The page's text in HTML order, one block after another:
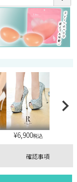
¥6,900税込
確認事項